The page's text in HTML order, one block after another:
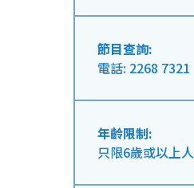
節目查詢:
電話: 2268 7321
年齡限制:
只限6歲或以上